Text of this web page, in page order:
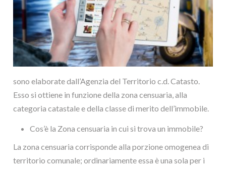
sono elaborate dall’Agenzia del Territorio c.d. Catasto.
Esso si ottiene in funzione della zona censuaria, alla
categoria catastale e della classe di merito dell’immobile.
Cos’è la Zona censuaria in cui si trova un immobile?
La zona censuaria corrisponde alla porzione omogenea di
territorio comunale; ordinariamente essa è una sola per i